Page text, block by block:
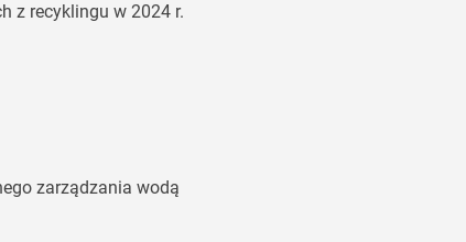
z recyklingu w 2024 r.
zarządzania wodą